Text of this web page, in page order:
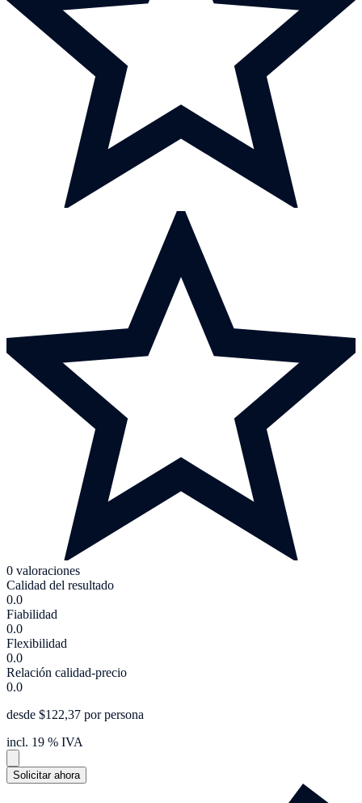
0 valoraciones
Calidad del resultado
0.0
Fiabilidad
0.0
Flexibilidad
0.0
Relación calidad-precio
0.0
desde $122,37 por persona
incl. 19 % IVA
Solicitar ahora